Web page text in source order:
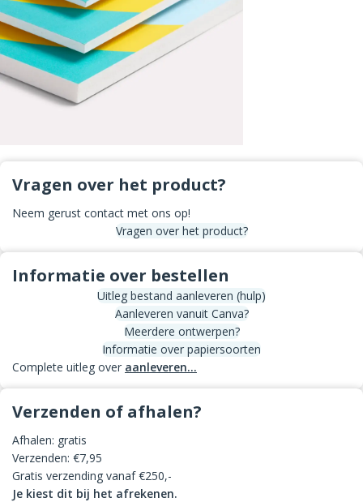
Vragen over het product?
Neem gerust contact met ons op!
Vragen over het product?
Informatie over bestellen
Uitleg bestand aanleveren (hulp)
Aanleveren vanuit Canva?
Meerdere ontwerpen?
Informatie over papiersoorten
Complete uitleg over aanleveren...
Verzenden of afhalen?
Afhalen: gratis
Verzenden: €7,95
Gratis verzending vanaf €250,-
Je kiest dit bij het afrekenen.